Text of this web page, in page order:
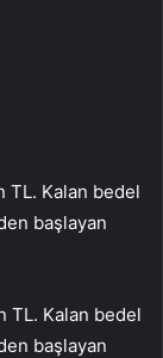
TL. Kalan bedel
başlayan
TL. Kalan bedel
başlayan